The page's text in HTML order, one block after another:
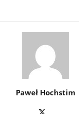
Paweł Hochstim